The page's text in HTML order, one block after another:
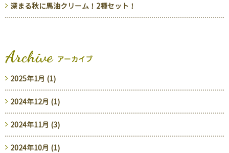
深まる秋に馬油クリーム！2種セット！
Archive アーカイブ
2025年1月 (1)
2024年12月 (1)
2024年11月 (3)
2024年10月 (1)